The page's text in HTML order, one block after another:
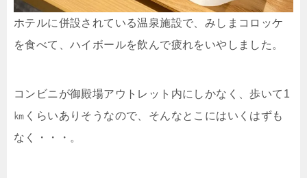
ホテルに併設されている温泉施設で、みしまコロッケ
を食べて、ハイボールを飲んで疲れをいやしました。
コンビニが御殿場アウトレット内にしかなく、歩いて1
㎞くらいありそうなので、そんなとこにはいくはずも
なく・・・。